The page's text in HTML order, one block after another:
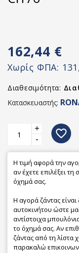
162,44 €
Χωρίς ΦΠΑ:
Διαθεσιμότητα:
Κατασκευαστής:
+
-
favorite_border
Η τιμή αφορά την
αν έχετε επιλέξει
όχημά σας.
Η αγορά ζάντας
αυτοκινήτου ώστε
αντίστοιχα
το όχημά σας. Αν
ζάντας από τη λίστα
παρακαλώ